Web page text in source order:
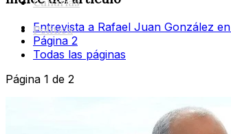
Política
Entrevista a Rafael Juan González
Página 2
Todas las páginas
Página 1 de 2